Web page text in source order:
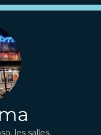
les salles,